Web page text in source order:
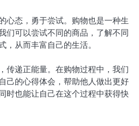
心态，勇于尝试。购物也是一种生
们可以尝试不同的商品，了解不同
，从而丰富自己的生活。
传递正能量。在购物过程中，我们
己的心得体会，帮助他人做出更好
时也能让自己在这个过程中获得快